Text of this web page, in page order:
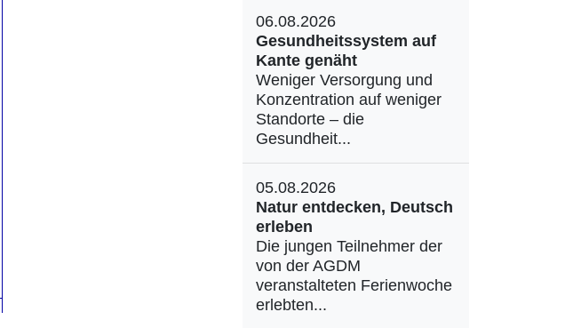
06.08.2026
Gesundheitssystem auf
Kante genäht
Weniger Versorgung und
Konzentration auf weniger
Standorte – die
Gesundheit...
05.08.2026
Natur entdecken, Deutsch
erleben
Die jungen Teilnehmer der
von der AGDM
veranstalteten Ferienwoche
erlebten...